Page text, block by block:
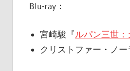
Blu-ray：
宮崎駿『ルパン三世
クリストファー・ノー